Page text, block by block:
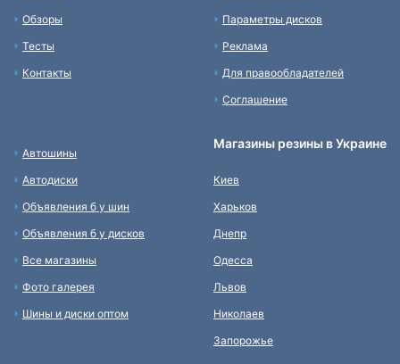
Обзоры
Тесты
Контакты
Параметры дисков
Реклама
Для правообладателей
Соглашение
Автошины
Автодиски
Объявления б у шин
Объявления б у дисков
Все магазины
Фото галерея
Шины и диски оптом
Магазины резины в Украине
Киев
Харьков
Днепр
Одесса
Львов
Николаев
Запорожье